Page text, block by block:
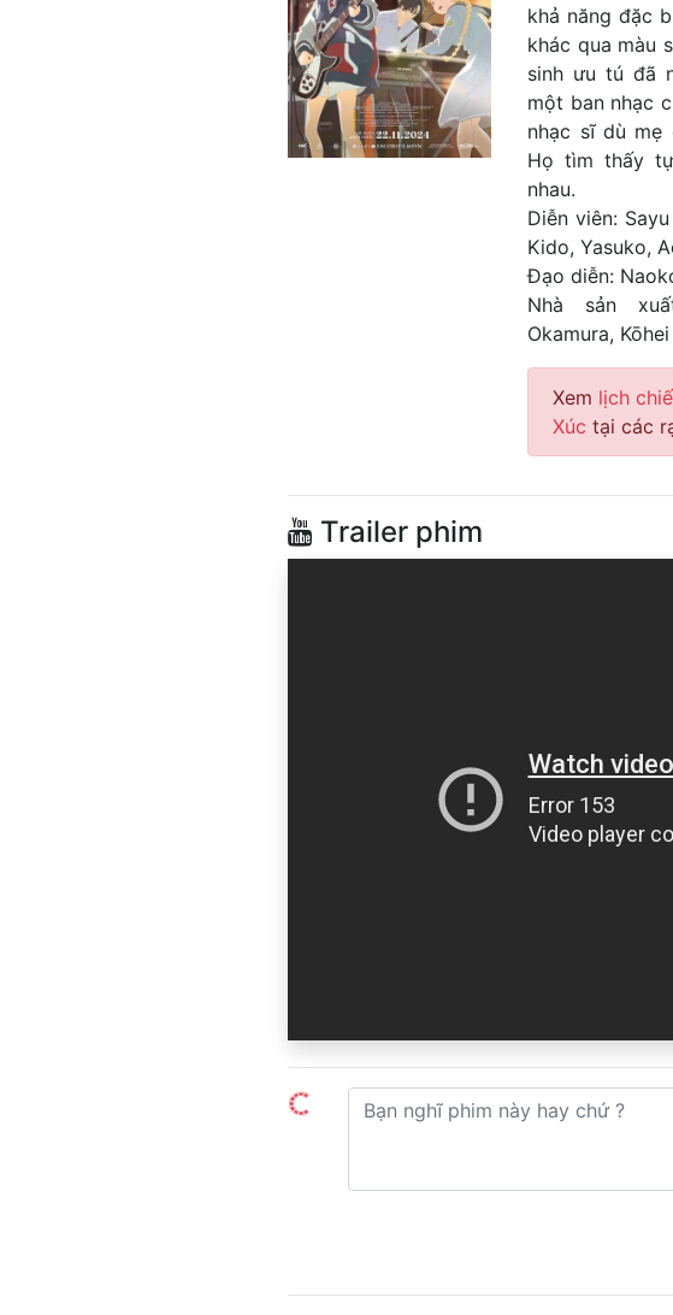
khả năng đặc
khác qua màu
sinh ưu tú đã
một ban nhạc
nhạc sĩ dù mẹ
Họ tìm thấy
nhau.
Diễn viên:
Kido, Yasuko,
Đạo diễn:
Nhà sản
Okamura,
Xem lịch
Xúc tại các
Trailer phim